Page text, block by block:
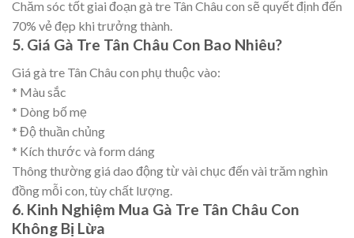
Chăm sóc tốt giai đoạn gà tre Tân Châu con sẽ quyết định đến
70% vẻ đẹp khi trưởng thành.
5. Giá Gà Tre Tân Châu Con Bao Nhiêu?
Giá gà tre Tân Châu con phụ thuộc vào:
* Màu sắc
* Dòng bố mẹ
* Độ thuần chủng
* Kích thước và form dáng
Thông thường giá dao động từ vài chục đến vài trăm nghìn
đồng mỗi con, tùy chất lượng.
6. Kinh Nghiệm Mua Gà Tre Tân Châu Con
Không Bị Lừa